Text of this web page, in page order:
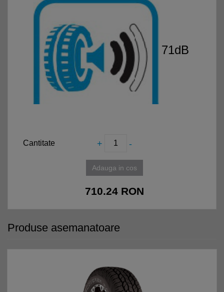
71dB
Cantitate + -
Adauga in cos
710.24 RON
Produse asemanatoare